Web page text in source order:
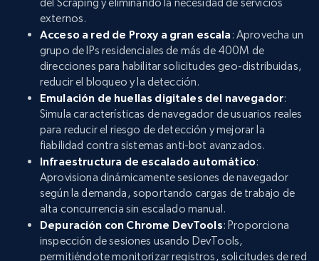
externos.
Acceso a red de Proxy a gran escala: Aprovecha un
grupo de IPs residenciales de más de 400M de
direcciones para habilitar solicitudes geo-distribuidas,
reducir el bloqueo y la detección.
Emulación de huellas digitales del navegador:
Simula características de navegador de usuarios reales
para reducir el riesgo de detección y mejorar la
fiabilidad contra sistemas anti-bot avanzados.
Infraestructura de escalado automático:
Aprovisiona dinámicamente sesiones de navegador
según la demanda, soportando cargas de trabajo de
alta concurrencia sin escalado manual.
Depuración con Chrome DevTools: Proporciona
inspección de sesiones usando DevTools,
permitiéndote monitorizar registros, solicitudes de red